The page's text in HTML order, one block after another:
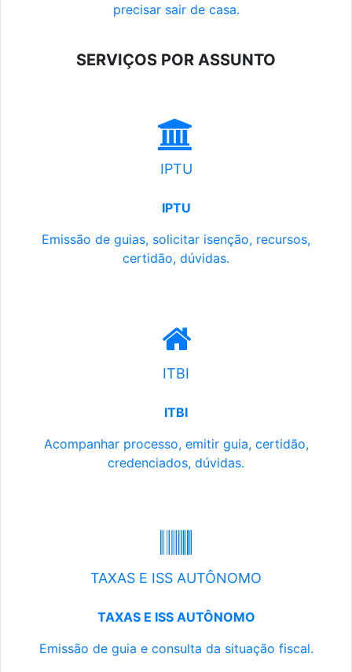
precisar sair de casa.
SERVIÇOS POR ASSUNTO
IPTU
IPTU
Emissão de guias, solicitar isenção, recursos,
certidão, dúvidas.
ITBI
ITBI
Acompanhar processo, emitir guia, certidão,
credenciados, dúvidas.
TAXAS E ISS AUTÔNOMO
TAXAS E ISS AUTÔNOMO
Emissão de guia e consulta da situação fiscal.